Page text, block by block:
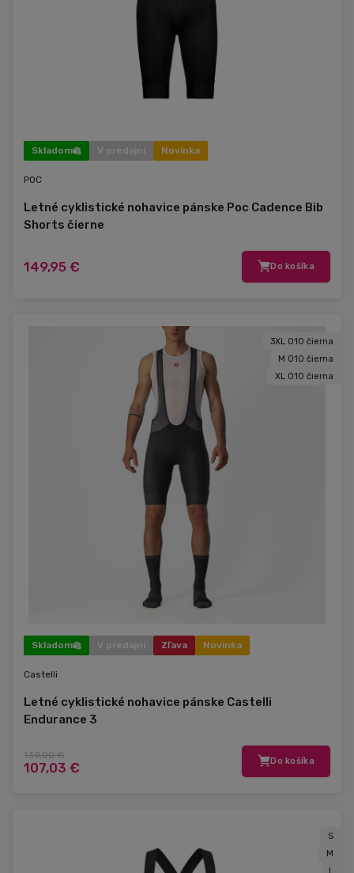
Skladom V predajni Novinka
POC
Letné cyklistické nohavice pánske Poc Cadence Bib
Shorts čierne
149,95 € Do košíka
3XL 010 čierna
M 010 čierna
XL 010 čierna
Skladom V predajni Zľava Novinka
Castelli
Letné cyklistické nohavice pánske Castelli
Endurance 3
139,00 €
107,03 € Do košíka
S
M